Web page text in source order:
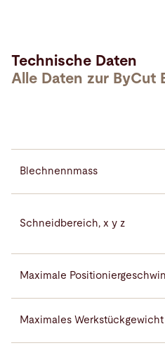
Technische Daten
Alle Daten zur ByCut
Blechnennmass
Schneidbereich, x y z
Maximale
Maximales Werkstückgewicht